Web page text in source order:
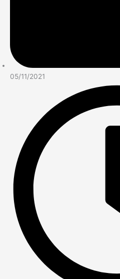
05/11/2021